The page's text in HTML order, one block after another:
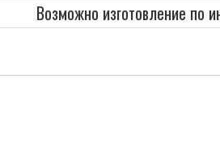
Возможно изготовление по